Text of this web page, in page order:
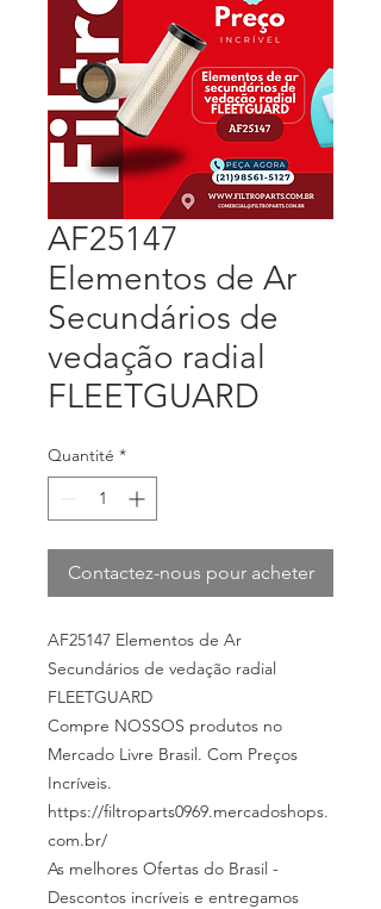
AF25147
Elementos de Ar
Secundários de
vedação radial
FLEETGUARD
Quantité *
Contactez-nous pour acheter
AF25147 Elementos de Ar
Secundários de vedação radial
FLEETGUARD
Compre NOSSOS produtos no
Mercado Livre Brasil. Com Preços
Incríveis.
https://filtroparts0969.mercadoshops.
com.br/
As melhores Ofertas do Brasil -
Descontos incríveis e entregamos